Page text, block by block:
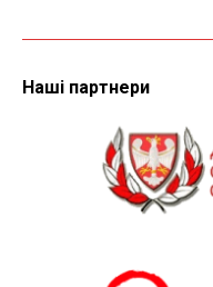
Наші партнери